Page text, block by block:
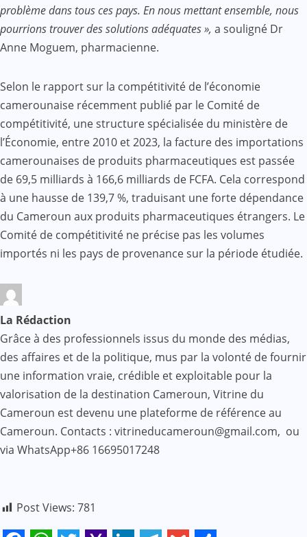
problème dans tous ces pays. En nous mettant ensemble, nous
pourrions trouver des solutions adéquates », a souligné Dr
Anne Moguem, pharmacienne.
Selon le rapport sur la compétitivité de l’économie
camerounaise récemment publié par le Comité de
compétitivité, une structure spécialisée du ministère de
l’Économie, entre 2010 et 2023, la facture des importations
camerounaises de produits pharmaceutiques est passée
de 69,5 milliards à 166,6 milliards de FCFA. Cela correspond
à une hausse de 139,7 %, traduisant une forte dépendance
du Cameroun aux produits pharmaceutiques étrangers. Le
Comité de compétitivité ne précise pas les volumes
importés ni les pays de provenance sur la période étudiée.
La Rédaction
Grâce à des professionnels issus du monde des médias,
des affaires et de la politique, mus par la volonté de fournir
une information vraie, crédible et exploitable pour la
valorisation de la destination Cameroun, Vitrine du
Cameroun est devenu une plateforme de référence au
Cameroun. Contacts : vitrineducameroun@gmail.com, ou
via WhatsApp+86 16695017248
Post Views: 781